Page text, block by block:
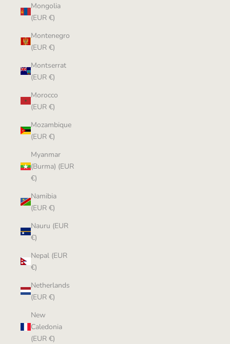
Mongolia
(EUR €)
Montenegro
(EUR €)
Montserrat
(EUR €)
Morocco
(EUR €)
Mozambique
(EUR €)
Myanmar
(Burma) (EUR
€)
Namibia
(EUR €)
Nauru (EUR
€)
Nepal (EUR
€)
Netherlands
(EUR €)
New
Caledonia
(EUR €)